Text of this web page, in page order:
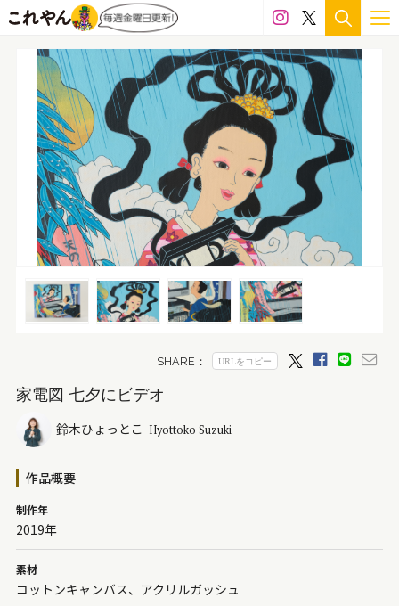
家電図 七夕にビデオ
鈴木ひょっとこ Hyottoko Suzuki
作品概要
制作年
2019年
素材
コットンキャンバス、アクリルガッシュ